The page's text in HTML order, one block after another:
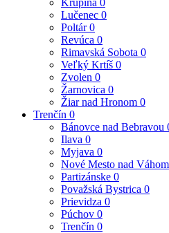
Krupina 0
Lučenec 0
Poltár0
Revúca 0
Rimavská Sobota 0
Veľký Krtíš 0
Zvolen 0
Žarnovica 0
Žiar nad Hronom 0
Trenčín 0
Bánovce nad Bebravou
Ilava 0
Myjava 0
Nové Mesto nad Váhom
Partizánske 0
Považská Bystrica 0
Prievidza 0
Púchov 0
Trenčín 0